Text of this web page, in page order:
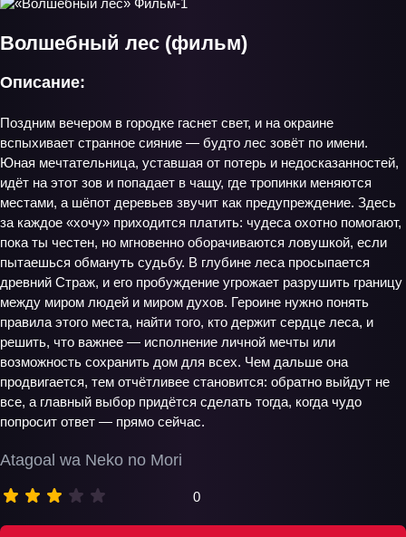
Волшебный лес (фильм)
Atagoal wa Neko no Mori
0
Описание:
Поздним вечером в городке гаснет свет, и на окраине
вспыхивает странное сияние — будто лес зовёт по имени.
Юная мечтательница, уставшая от потерь и недосказанностей,
идёт на этот зов и попадает в чащу, где тропинки меняются
местами, а шёпот деревьев звучит как предупреждение. Здесь
за каждое «хочу» приходится платить: чудеса охотно помогают,
пока ты честен, но мгновенно оборачиваются ловушкой, если
пытаешься обмануть судьбу. В глубине леса просыпается
древний Страж, и его пробуждение угрожает разрушить границу
между миром людей и миром духов. Героине нужно понять
правила этого места, найти того, кто держит сердце леса, и
решить, что важнее — исполнение личной мечты или
возможность сохранить дом для всех. Чем дальше она
продвигается, тем отчётливее становится: обратно выйдут не
все, а главный выбор придётся сделать тогда, когда чудо
попросит ответ — прямо сейчас.